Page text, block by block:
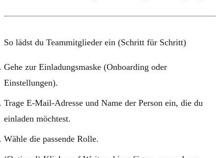
So lädst du Teammitglieder ein (Schritt für Schritt)
Gehe zur Einladungsmaske (Onboarding oder
Einstellungen).
Trage E-Mail-Adresse und Name der Person ein, die du
einladen möchtest.
Wähle die passende Rolle.